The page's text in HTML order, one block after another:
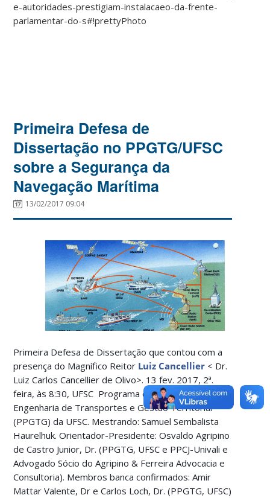
e-autoridades-prestigiam-instalacaeo-da-frente-
parlamentar-do-s#!prettyPhoto
Primeira Defesa de
Dissertação no PPGTG/UFSC
sobre a Segurança da
Navegação Marítima
13/02/2017 09:04
Primeira Defesa de Dissertação que contou com a
presença do Magnífico Reitor Luiz Cancellier < Dr.
Luiz Carlos Cancellier de Olivo>. 13 fev. 2017, 2ª.
feira, às 8:30, UFSC Programa de Mestrado em
Engenharia de Transportes e Gestão Territorial
(PPGTG) da UFSC. Mestrando: Samuel Sembalista
Haurelhuk. Orientador-Presidente: Osvaldo Agripino
de Castro Junior, Dr. (PPGTG, UFSC e PPCJ-Univali e
Advogado Sócio do Agripino & Ferreira Advocacia e
Consultoria). Membros banca confirmados: Amir
Mattar Valente, Dr e Carlos Loch, Dr. (PPGTG, UFSC)